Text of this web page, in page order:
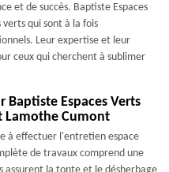
et de succès. Baptiste Espaces
qui sont à la fois
Leur expertise et leur
ceux qui cherchent à sublimer
Baptiste Espaces Verts
Lamothe Cumont
à effectuer l'entretien espace
de travaux comprend une